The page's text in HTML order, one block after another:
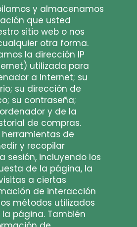
y almacenamos
que usted
sitio web o nos
otra forma.
la dirección IP
utilizada para
a Internet; su
su dirección de
su contraseña;
y de la
de compras.
herramientas de
y recopilar
sesión, incluyendo los
de la página, la
a ciertas
de interacción
métodos utilizados
página. También